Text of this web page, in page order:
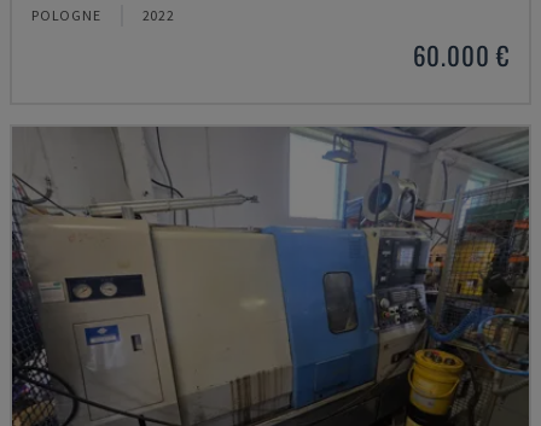
POLOGNE 2022
60.000 €